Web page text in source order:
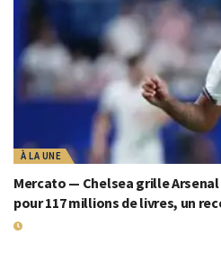
À LA UNE
Mercato — Chelsea grille
pour 117 millions de livres, un